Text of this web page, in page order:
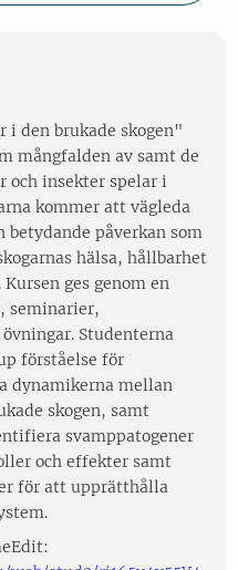
i den brukade skogen"
mångfalden av samt de
och insekter spelar i
kommer att vägleda
påverkan som
hälsa, hållbarhet
ges genom en
seminarier,
Studenterna
förståelse för
dynamikerna mellan
skogen, samt
svamppatogener
och effekter samt
för att upprätthålla